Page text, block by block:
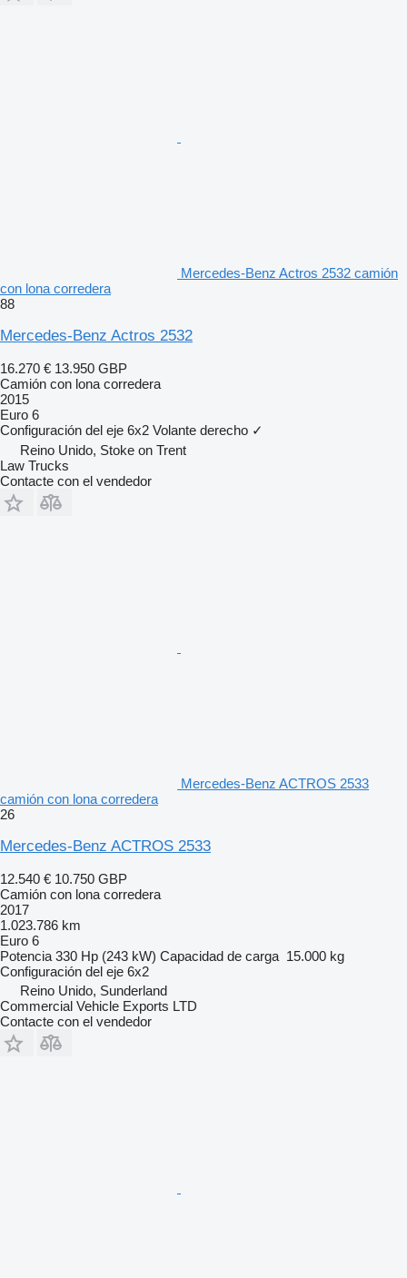
Mercedes-Benz Actros 2532 camión
con lona corredera
88
Mercedes-Benz Actros 2532
16.270 € 13.950 GBP
Camión con lona corredera
2015
Euro 6
Configuración del eje 6x2 Volante derecho ✓
Reino Unido, Stoke on Trent
Law Trucks
Contacte con el vendedor
Mercedes-Benz ACTROS 2533
camión con lona corredera
26
Mercedes-Benz ACTROS 2533
12.540 € 10.750 GBP
Camión con lona corredera
2017
1.023.786 km
Euro 6
Potencia 330 Hp (243 kW) Capacidad de carga 15.000 kg
Configuración del eje 6x2
Reino Unido, Sunderland
Commercial Vehicle Exports LTD
Contacte con el vendedor